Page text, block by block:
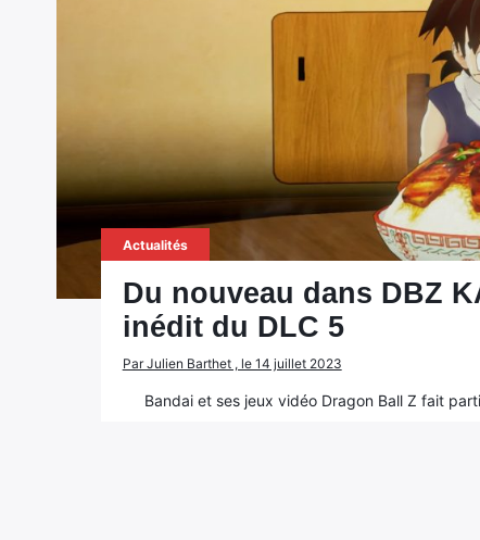
Actualités
Du nouveau dans DBZ
inédit du DLC 5
Par Julien Barthet , le 14 juillet 2023
Bandai et ses jeux vidéo Dragon Ball Z fait